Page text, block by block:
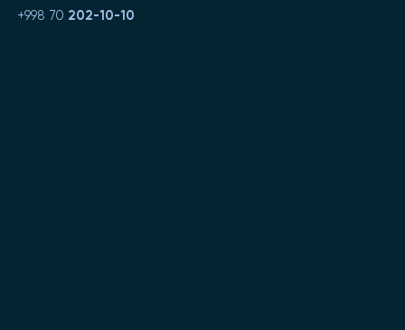
+998 70 202-10-10